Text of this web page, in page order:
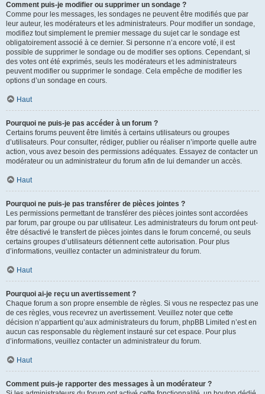
Comment puis-je modifier ou supprimer un sondage ?
Comme pour les messages, les sondages ne peuvent être modifiés que par
leur auteur, les modérateurs et les administrateurs. Pour modifier un sondage,
modifiez tout simplement le premier message du sujet car le sondage est
obligatoirement associé à ce dernier. Si personne n’a encore voté, il est
possible de supprimer le sondage ou de modifier ses options. Cependant, si
des votes ont été exprimés, seuls les modérateurs et les administrateurs
peuvent modifier ou supprimer le sondage. Cela empêche de modifier les
options d’un sondage en cours.
Haut
Pourquoi ne puis-je pas accéder à un forum ?
Certains forums peuvent être limités à certains utilisateurs ou groupes
d’utilisateurs. Pour consulter, rédiger, publier ou réaliser n’importe quelle autre
action, vous avez besoin des permissions adéquates. Essayez de contacter un
modérateur ou un administrateur du forum afin de lui demander un accès.
Haut
Pourquoi ne puis-je pas transférer de pièces jointes ?
Les permissions permettant de transférer des pièces jointes sont accordées
par forum, par groupe ou par utilisateur. Les administrateurs du forum ont peut-
être désactivé le transfert de pièces jointes dans le forum concerné, ou seuls
certains groupes d’utilisateurs détiennent cette autorisation. Pour plus
d’informations, veuillez contacter un administrateur du forum.
Haut
Pourquoi ai-je reçu un avertissement ?
Chaque forum a son propre ensemble de règles. Si vous ne respectez pas une
de ces règles, vous recevrez un avertissement. Veuillez noter que cette
décision n’appartient qu’aux administrateurs du forum, phpBB Limited n’est en
aucun cas responsable du règlement instauré sur cet espace. Pour plus
d’informations, veuillez contacter un administrateur du forum.
Haut
Comment puis-je rapporter des messages à un modérateur ?